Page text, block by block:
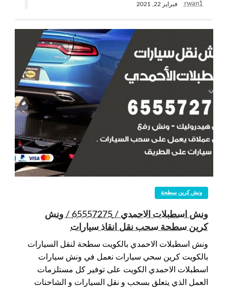
rwan1 فبراير 22, 2021
ونش كرين سطحة
ونش اسطبلات الاحمدي / 65557275 / ونش
كرين سطحة سحب نقل انقاذ سيارات
ونش اسطبلات الاحمدي بالكويت سطحة لنقل السيارات
بالكويت كرين سحي سيارات نعمل في ونش سيارات
اسطبلات الاحمدي الكويت على توفير كل مستلزمات
العمل الذي يتعلق بسحب و نقل السيارات و الشاحنات